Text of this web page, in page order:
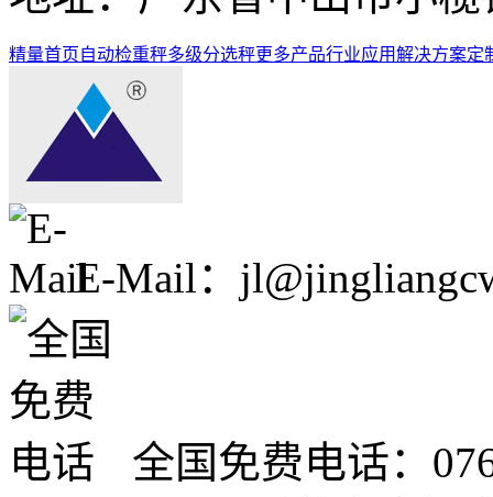
精量首页自动检重秤多级分选秤更多产品行业应用解决方案定
E-Mail：
全国免费电话：